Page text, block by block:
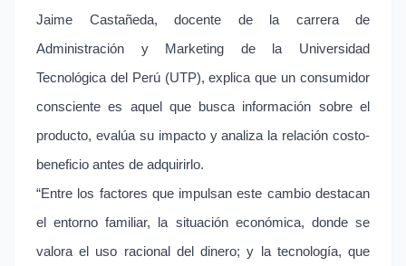
Jaime Castañeda, docente de la carrera de
Administración y Marketing de la Universidad
Tecnológica del Perú (UTP), explica que un consumidor
consciente es aquel que busca información sobre el
producto, evalúa su impacto y analiza la relación costo-
beneficio antes de adquirirlo.
“Entre los factores que impulsan este cambio destacan
el entorno familiar, la situación económica, donde se
valora el uso racional del dinero; y la tecnología, que